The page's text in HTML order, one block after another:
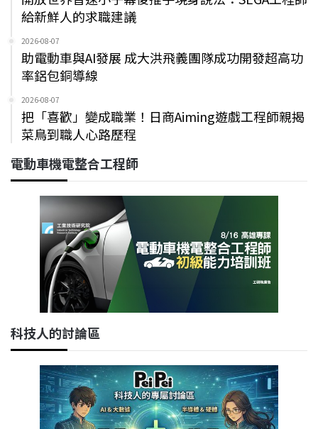
給新鮮人的求職建議
2026-08-07
助電動車與AI發展 成大洪飛義團隊成功開發超高功
率鋁包銅導線
2026-08-07
把「喜歡」變成職業！日商Aiming遊戲工程師親揭
菜鳥到職人心路歷程
電動車機電整合工程師
科技人的討論區